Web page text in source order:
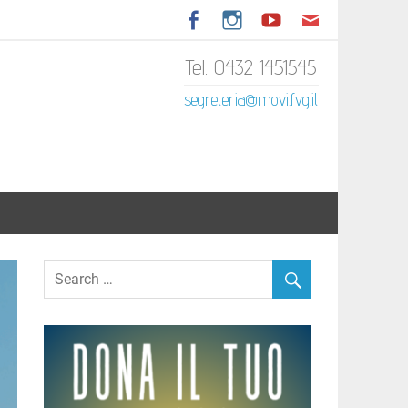
Italiano del Friuli
Tel. 0432 1451545
segreteria@movi.fvg.it